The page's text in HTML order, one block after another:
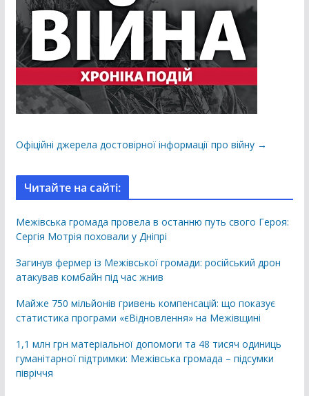
Офіційні джерела достовірної інформації про війну →
Читайте на сайті:
Межівська громада провела в останню путь свого Героя:
Сергія Мотрія поховали у Дніпрі
Загинув фермер із Межівської громади: російський дрон
атакував комбайн під час жнив
Майже 750 мільйонів гривень компенсацій: що показує
статистика програми «єВідновлення» на Межівщині
1,1 млн грн матеріальної допомоги та 48 тисяч одиниць
гуманітарної підтримки: Межівська громада – підсумки
півріччя